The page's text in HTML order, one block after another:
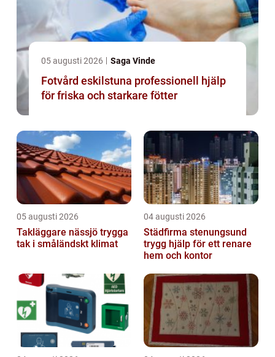
05 augusti 2026 Saga Vinde
Fotvård eskilstuna professionell hjälp
för friska och starkare fötter
05 augusti 2026
Takläggare nässjö trygga
tak i småländskt klimat
04 augusti 2026
Städfirma stenungsund
trygg hjälp för ett renare
hem och kontor